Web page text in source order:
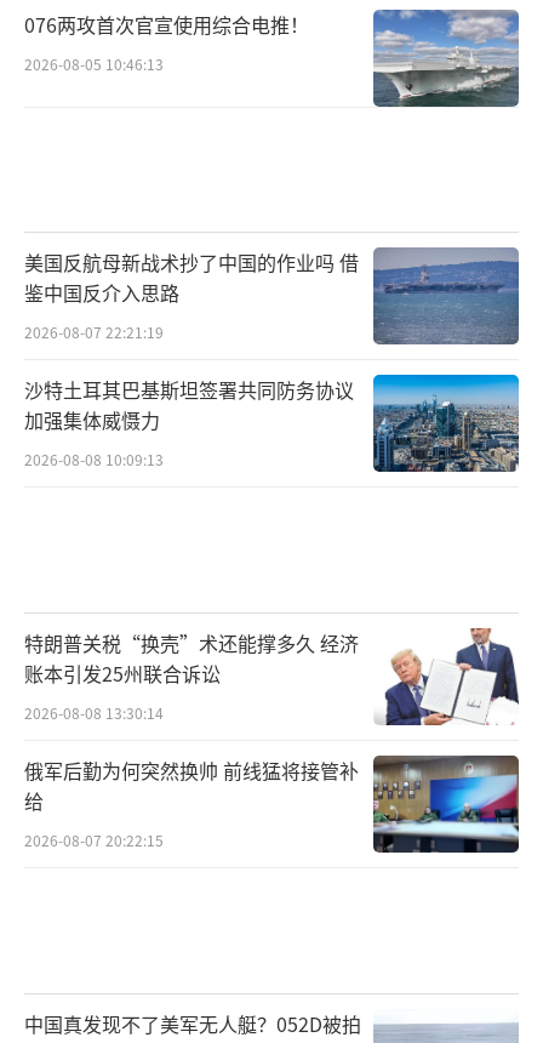
076两攻首次官宣使用综合电推！
2026-08-05 10:46:13
美国反航母新战术抄了中国的作业吗 借
鉴中国反介入思路
2026-08-07 22:21:19
沙特土耳其巴基斯坦签署共同防务协议
加强集体威慑力
2026-08-08 10:09:13
特朗普关税“换壳”术还能撑多久 经济
账本引发25州联合诉讼
2026-08-08 13:30:14
俄军后勤为何突然换帅 前线猛将接管补
给
2026-08-07 20:22:15
中国真发现不了美军无人艇？052D被拍